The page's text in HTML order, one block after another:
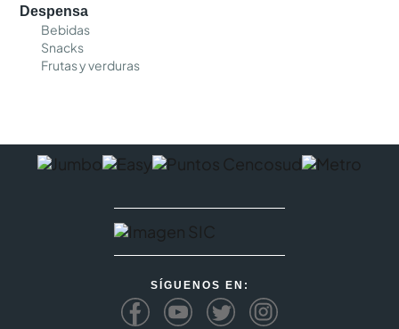
Despensa
Bebidas
Snacks
Frutas y verduras
SÍGUENOS EN: